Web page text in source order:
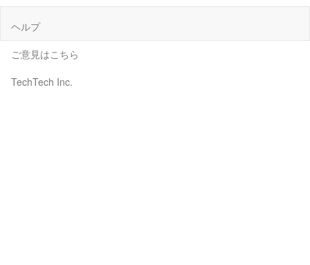
ヘルプ
ご意見はこちら
TechTech Inc.